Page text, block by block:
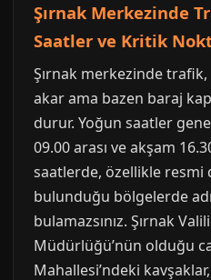
Şırnak Merkezinde
Saatler ve Kritik
Şırnak merkezinde
akar ama bazen baraj
durur. Yoğun saatler
09.00 arası ve akşam
saatlerde, özellikle resmi
bulunduğu bölgelerde
bulamazsınız. Şırnak
Müdürlüğü’nün olduğu
Mahallesi’ndeki